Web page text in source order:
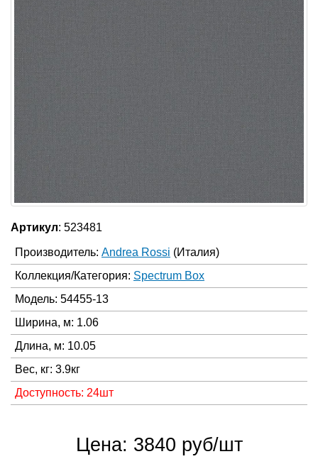
Артикул: 523481
Производитель: Andrea Rossi (Италия)
Коллекция/Категория: Spectrum Box
Модель: 54455-13
Ширина, м: 1.06
Длина, м: 10.05
Вес, кг: 3.9кг
Доступность: 24шт
Цена: 3840 руб/шт